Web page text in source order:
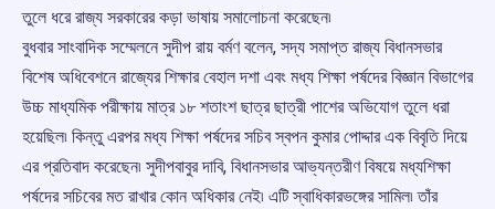
তুলে ধরে রাজ্য সরকারের কড়া ভাষায় সমালোচনা করেছেন৷
বুধবার সাংবাদিক সম্মেলনে সুদীপ রায় বর্মণ বলেন, সদ্য সমাপ্ত রাজ্য বিধানসভার
বিশেষ অধিবেশনে রাজ্যের শিক্ষার বেহাল দশা এবং মধ্য শিক্ষা পর্ষদের বিজ্ঞান বিভাগের
উচ্চ মাধ্যমিক পরীক্ষায় মাত্র ১৮ শতাংশ ছাত্র ছাত্রী পাশের অভিযোগ তুলে ধরা
হয়েছিল৷ কিন্তু এরপর মধ্য শিক্ষা পর্ষদের সচিব স্বপন কুমার পোদ্দার এক বিবৃতি দিয়ে
এর প্রতিবাদ করেছেন৷ সুদীপবাবুর দাবি, বিধানসভার আভ্যন্তরীণ বিষয়ে মধ্যশিক্ষা
পর্ষদের সচিবের মত রাখার কোন অধিকার নেই৷ এটি স্বাধিকারভঙ্গের সামিল৷ তাঁর